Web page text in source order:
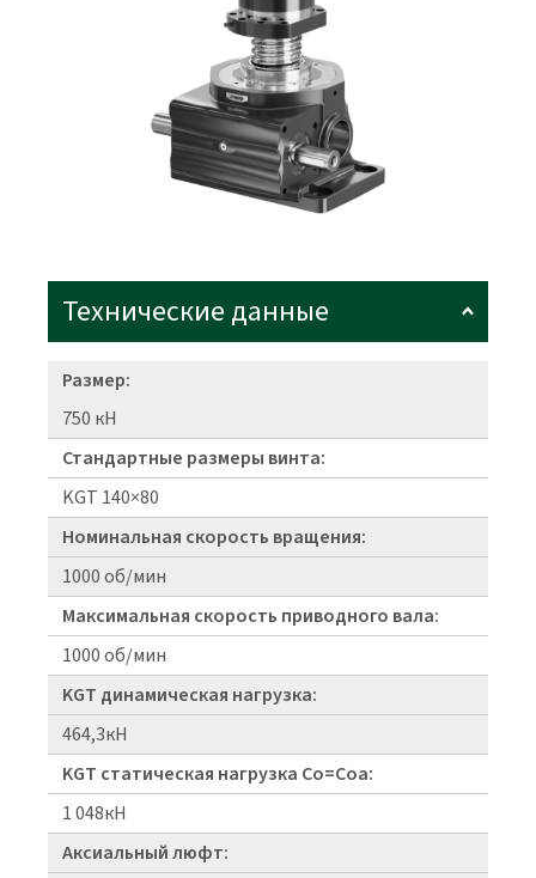
Технические данные
Размер:
750 кН
Стандартные размеры винта:
KGT 140×80
Номинальная скорость вращения:
1000 об/мин
Максимальная скорость приводного вала:
1000 об/мин
KGT динамическая нагрузка:
464,3кН
KGT статическая нагрузка Co=Coa:
1 048кН
Аксиальный люфт: